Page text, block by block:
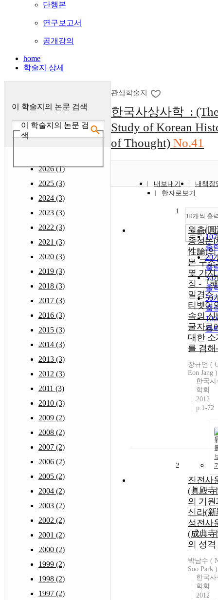
단행본
연구보고서
공개강의
home
학술지 상세
이 학술지의 논문 검색
이 학술지의 논문 검
색
2026 (1)
2025 (3)
2024 (3)
2023 (3)
2022 (3)
2021 (3)
2020 (3)
2019 (3)
2018 (3)
2017 (3)
2016 (3)
2015 (3)
2014 (3)
2013 (3)
2012 (3)
2011 (3)
2010 (3)
2009 (2)
2008 (2)
2007 (2)
2006 (2)
2005 (2)
2004 (2)
2003 (2)
2002 (2)
2001 (2)
2000 (2)
1999 (2)
1998 (2)
1997 (2)
관심학술지
한국사상사학 :
Study of Korean
of Thought) No.41
내보내기
내책장
한자로보기
10개씩 출
10
출
20
출
30
출
50
출
출
조회
1
원측(圓
종성논(
性論)의
본 구조
몇 가지
징 -『
밀경소
티벳어
속의 신
굴자료
대한 소
를 겸해-
장규언 (
Eon Jang )
한국
학회
2012
p.1-72
2
진전사
(眞殿寺
의 기원
신라(新
성전사
(成典寺
의 성격
박남수 (
Soo Park )
한국
학회
2012